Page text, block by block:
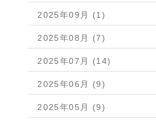
2025年09月 (1)
2025年08月 (7)
2025年07月 (14)
2025年06月 (9)
2025年05月 (9)